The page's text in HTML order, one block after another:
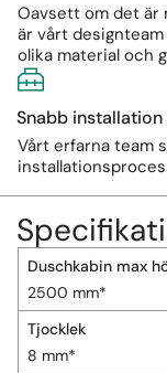
Oavsett om det är
är vårt
olika material och
Snabb installation
Vårt erfarna team
Duschkabin max
2500 mm*
Tjocklek
8 mm*